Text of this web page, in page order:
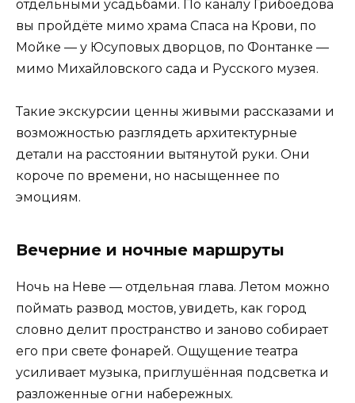
отдельными усадьбами. По каналу Грибоедова
вы пройдёте мимо храма Спаса на Крови, по
Мойке — у Юсуповых дворцов, по Фонтанке —
мимо Михайловского сада и Русского музея.
Такие экскурсии ценны живыми рассказами и
возможностью разглядеть архитектурные
детали на расстоянии вытянутой руки. Они
короче по времени, но насыщеннее по
эмоциям.
Вечерние и ночные маршруты
Ночь на Неве — отдельная глава. Летом можно
поймать развод мостов, увидеть, как город
словно делит пространство и заново собирает
его при свете фонарей. Ощущение театра
усиливает музыка, приглушённая подсветка и
разложенные огни набережных.